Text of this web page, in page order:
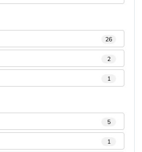
26
2
1
5
1